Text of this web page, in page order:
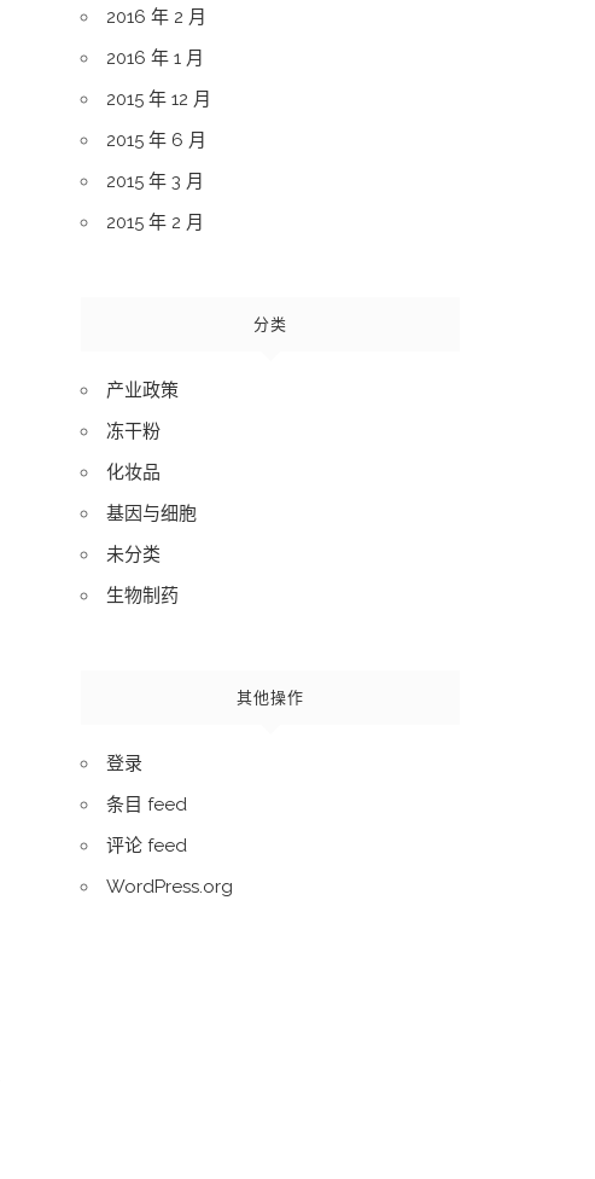
2016 年 2 月
2016 年 1 月
2015 年 12 月
2015 年 6 月
2015 年 3 月
2015 年 2 月
分类
产业政策
冻干粉
化妆品
基因与细胞
未分类
生物制药
其他操作
登录
条目 feed
评论 feed
WordPress.org